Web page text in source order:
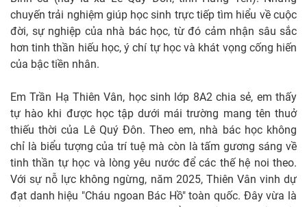
chuyến trải nghiệm giúp học sinh trực tiếp tìm hiểu về cuộc
đời, sự nghiệp của nhà bác học, từ đó cảm nhận sâu sắc
hơn tinh thần hiếu học, ý chí tự học và khát vọng cống hiến
của bậc tiền nhân.
Em Trần Hạ Thiên Vân, học sinh lớp 8A2 chia sẻ, em thấy
tự hào khi được học tập dưới mái trường mang tên thuở
thiếu thời của Lê Quý Đôn. Theo em, nhà bác học không
chỉ là biểu tượng của trí tuệ mà còn là tấm gương sáng về
tinh thần tự học và lòng yêu nước để các thế hệ noi theo.
Với sự nỗ lực không ngừng, năm 2025, Thiên Vân vinh dự
đạt danh hiệu "Cháu ngoan Bác Hồ" toàn quốc. Đây vừa là